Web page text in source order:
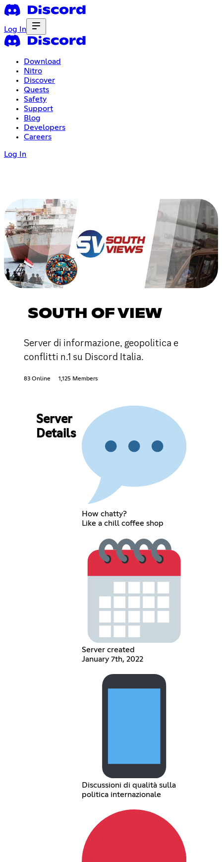
Log In
Download
Nitro
Discover
Quests
Safety
Support
Blog
Developers
Careers
Log In
SOUTH OF VIEW
Server di informazione, geopolitica e
conflitti n.1 su Discord Italia.
83 Online 1,125 Members
Server
Details
How chatty?
Like a chill coffee shop
Server created
January 7th, 2022
Discussioni di qualità sulla
politica internazionale